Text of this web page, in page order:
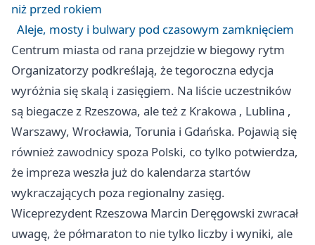
niż przed rokiem
Aleje, mosty i bulwary pod czasowym zamknięciem
Centrum miasta od rana przejdzie w biegowy rytm
Organizatorzy podkreślają, że tegoroczna edycja
wyróżnia się skalą i zasięgiem. Na liście uczestników
są biegacze z Rzeszowa, ale też z Krakowa , Lublina ,
Warszawy, Wrocławia, Torunia i Gdańska. Pojawią się
również zawodnicy spoza Polski, co tylko potwierdza,
że impreza weszła już do kalendarza startów
wykraczających poza regionalny zasięg.
Wiceprezydent Rzeszowa Marcin Deręgowski zwracał
uwagę, że półmaraton to nie tylko liczby i wyniki, ale